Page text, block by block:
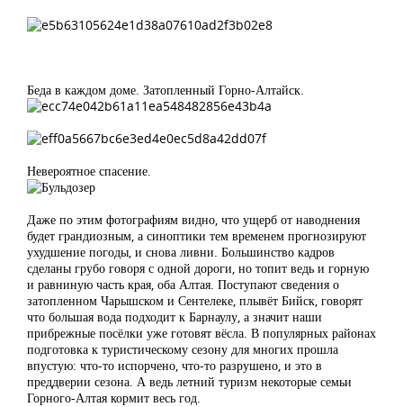
Беда в каждом доме. Затопленный Горно-Алтайск.
Невероятное спасение.
Даже по этим фотографиям видно, что ущерб от наводнения
будет грандиозным, а синоптики тем временем прогнозируют
ухудшение погоды, и снова ливни. Большинство кадров
сделаны грубо говоря с одной дороги, но топит ведь и горную
и равниную часть края, оба Алтая. Поступают сведения о
затопленном Чарышском и Сентелеке, плывёт Бийск, говорят
что большая вода подходит к Барнаулу, а значит наши
прибрежные посёлки уже готовят вёсла. В популярных районах
подготовка к туристическому сезону для многих прошла
впустую: что-то испорчено, что-то разрушено, и это в
преддверии сезона. А ведь летний туризм некоторые семьи
Горного-Алтая кормит весь год.